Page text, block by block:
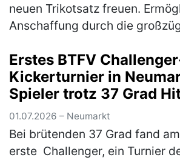
neuen Trikotsatz freuen.
Anschaffung durch die
Firma Dess Transporte e. K.,
Erstes BTFV
Kickerturnier in
Spieler trotz 37 Grad
Start
01.07.2026 – Neumarkt
Bei brütenden 37 Grad fand
erste Challenger, ein Turnier